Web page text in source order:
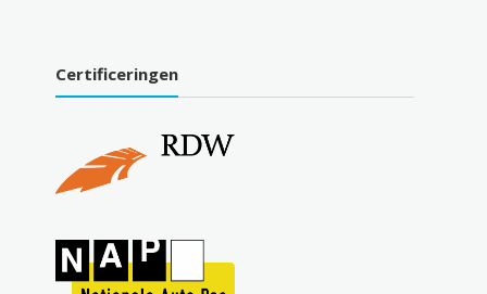
Certificeringen